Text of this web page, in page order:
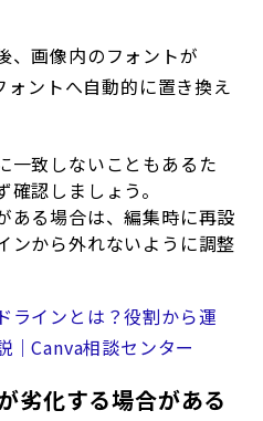
、画像内のフォントが
ントへ自動的に置き換え
一致しないこともあるた
認しましょう。
ある場合は、編集時に再設
ンから外れないように調整
ラインとは？役割から運
｜Canva相談センター
劣化する場合がある